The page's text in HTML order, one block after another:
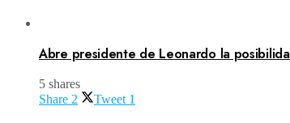
Abre presidente de Leonardo la
5 shares
Share 2 Tweet 1